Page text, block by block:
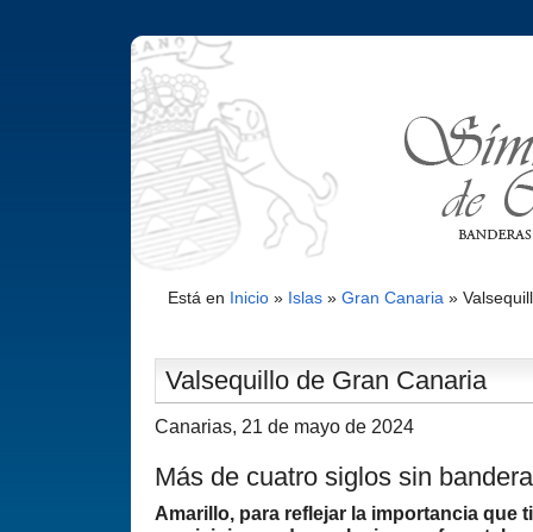
Está en Inicio» Islas» Gran Canaria »
Valsequillo de Gran Canaria
Canarias, 21 de mayo de 2024
Más de cuatro siglos sin bandera
Amarillo, para reflejar la importancia que